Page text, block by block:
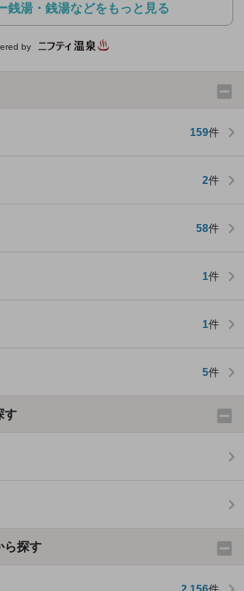
銭湯・銭湯などをもっと見る
by
159件
2件
58件
1件
1件
5件
す
ら探す